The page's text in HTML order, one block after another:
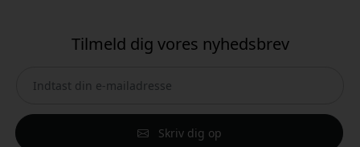
Tilmeld dig vores nyhedsbrev
Skriv dig op